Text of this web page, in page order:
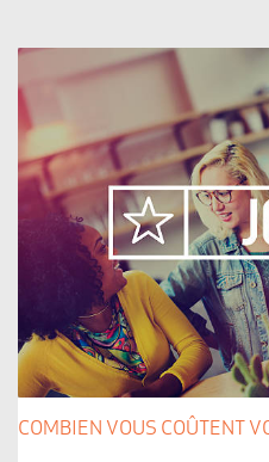
COMBIEN VOUS COÛTENT